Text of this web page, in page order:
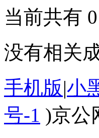
当前共有 0
没有相关
手机版|小
号-1 )京公